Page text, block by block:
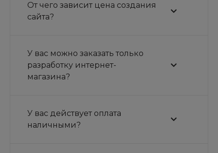
От чего зависит цена создания
сайта?
У вас можно заказать только
разработку интернет-
магазина?
У вас действует оплата
наличными?